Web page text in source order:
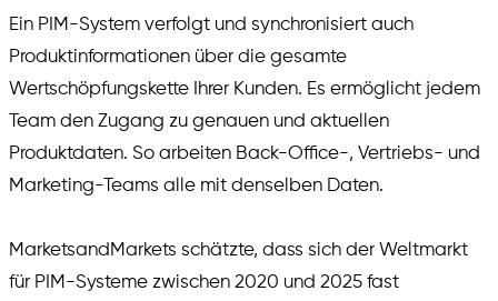
Ein PIM-System verfolgt und synchronisiert auch
Produktinformationen über die gesamte
Wertschöpfungskette Ihrer Kunden. Es ermöglicht jedem
Team den Zugang zu genauen und aktuellen
Produktdaten. So arbeiten Back-Office-, Vertriebs- und
Marketing-Teams alle mit denselben Daten.
MarketsandMarkets schätzte, dass sich der Weltmarkt
für PIM-Systeme zwischen 2020 und 2025 fast